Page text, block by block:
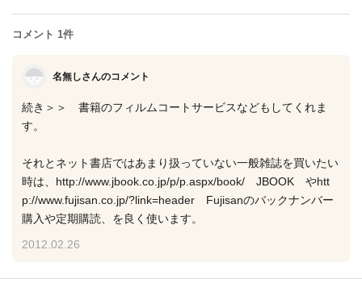
コメント 1件
名無しさんのコメント
続き＞＞ 書籍のフィルムコートサービスなどもしてくれま
す。
それとネット書店ではあまり扱っていない一般雑誌を買いたい
時は、http://www.jbook.co.jp/p/p.aspx/book/ JBOOK やhtt
p://www.fujisan.co.jp/?link=header Fujisanのバックナンバー
購入や定期購読、を良く使います。
2012.02.26